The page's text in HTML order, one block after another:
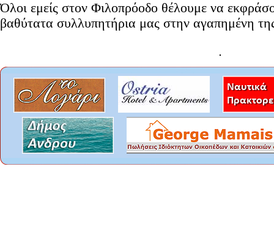
Όλοι εμείς στον Φιλοπρόοδο θέλουμε να
βαθύτατα συλλυπητήρια μας στην αγαπημένη